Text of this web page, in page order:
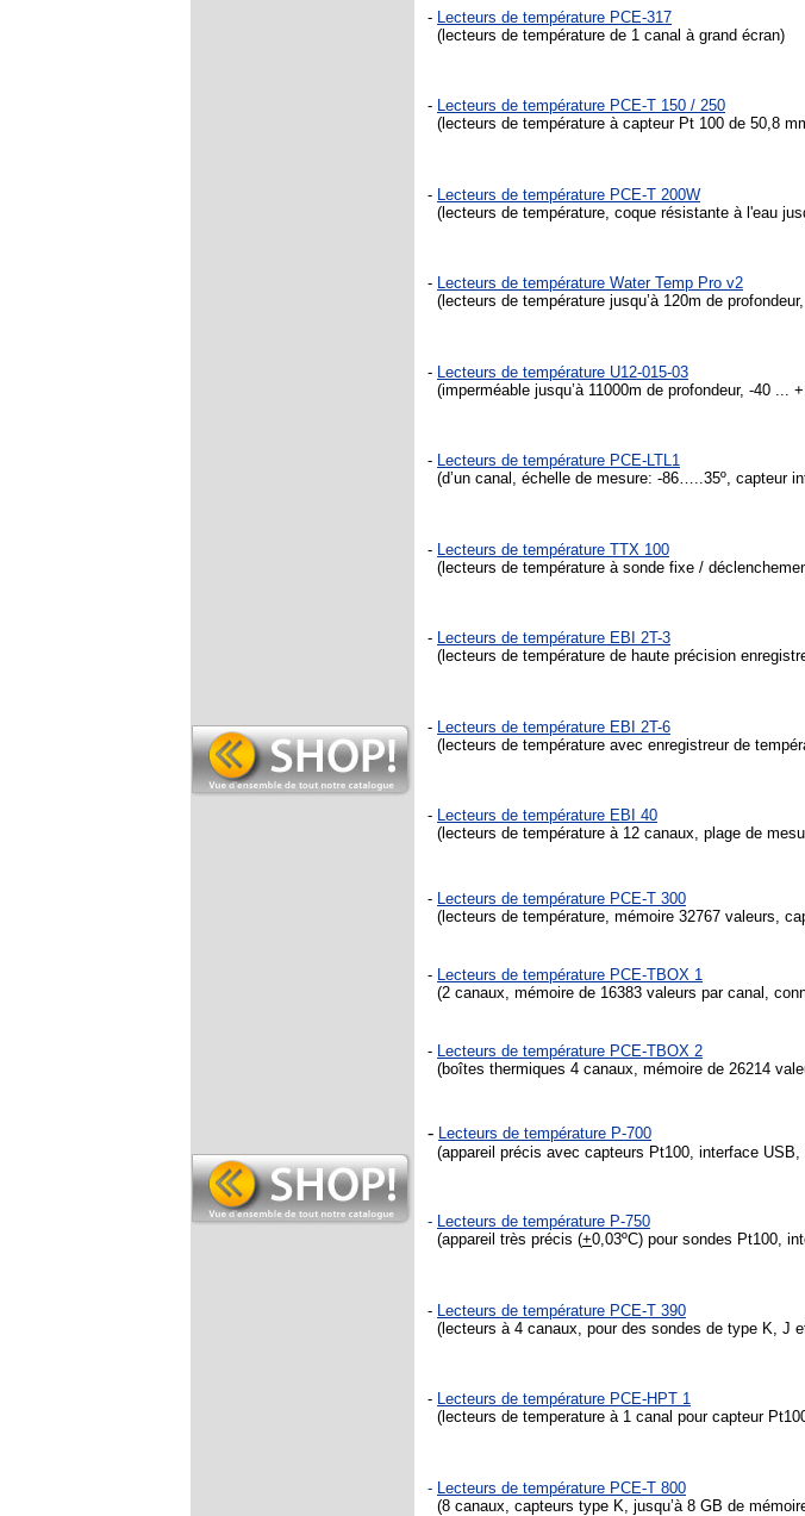
- Lecteurs de température PCE-317
(lecteurs de température de 1 canal à grand écran)
- Lecteurs de température PCE-T 150 / 250
(lecteurs de température à capteur Pt 100 de 50,8
- Lecteurs de température PCE-T 200W
(lecteurs de température, coque résistante à l'eau
- Lecteurs de température Water Temp Pro v2
(lecteurs de température jusqu’à 120m de
- Lecteurs de température U12-015-03
(imperméable jusqu’à 11000m de profondeur, -40 ...
- Lecteurs de température PCE-LTL1
(d’un canal, échelle de mesure: -86…..35º, capteur
- Lecteurs de température TTX 100
(lecteurs de température à sonde fixe /
- Lecteurs de température EBI 2T-3
(lecteurs de température de haute précision
- Lecteurs de température EBI 2T-6
(lecteurs de température avec enregistreur de
- Lecteurs de température EBI 40
(lecteurs de température à 12 canaux, plage de
- Lecteurs de température PCE-T 300
(lecteurs de température, mémoire 32767 valeurs,
- Lecteurs de température PCE-TBOX 1
(2 canaux, mémoire de 16383 valeurs par canal,
- Lecteurs de température PCE-TBOX 2
(boîtes thermiques 4 canaux, mémoire de 26214
- Lecteurs de température P-700
(appareil précis avec capteurs Pt100, interface USB,
- Lecteurs de température P-750
(appareil très précis (+0,03ºC) pour sondes Pt100,
- Lecteurs de température PCE-T 390
(lecteurs à 4 canaux, pour des sondes de type K, J
- Lecteurs de température PCE-HPT 1
(lecteurs de temperature à 1 canal pour capteur
- Lecteurs de température PCE-T 800
(8 canaux, capteurs type K, jusqu’à 8 GB de